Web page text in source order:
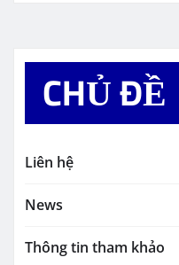
CHỦ ĐỀ
Liên hệ
News
Thông tin tham khảo